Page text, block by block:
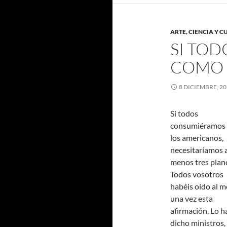
ARTE, CIENCIA Y
SI
COMO
8 DICIEMBRE,
Si todos
los americanos,
necesitaríamos
menos tres
Todos vosotros
habéis oído al
una vez esta
afirmación. Lo
dicho ministros,